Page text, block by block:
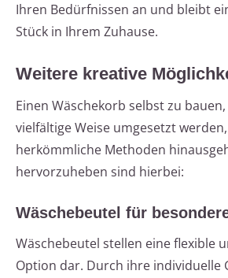
Ihren Bedürfnissen an und bleibt
Stück in Ihrem Zuhause.
Weitere kreative
Einen Wäschekorb selbst zu
vielfältige Weise umgesetzt
herkömmliche Methoden
hervorzuheben sind hierbei:
Wäschebeutel für
Wäschebeutel stellen eine flexible
Option dar. Durch ihre individuelle